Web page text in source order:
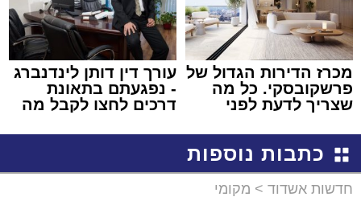
מכרז הדירות הגדול של
פרשקובסקי. כל מה
שצריך לדעת לפני
באשדוד
עורך דין דותן לינדנברג
- נפגעתם בתאונת
דרכים לחצו לקבל מה
כתבות נוספות
חדשות אשדוד > מקומי